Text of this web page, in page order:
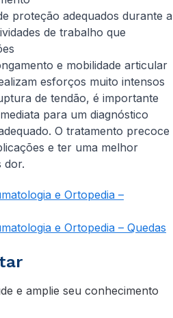
proteção adequados durante a
de trabalho que
e mobilidade articular
esforços muito intensos
de tendão, é importante
para um diagnóstico
O tratamento precoce
e ter uma melhor
dor.
e Ortopedia –
e Ortopedia – Quedas
e amplie seu conhecimento